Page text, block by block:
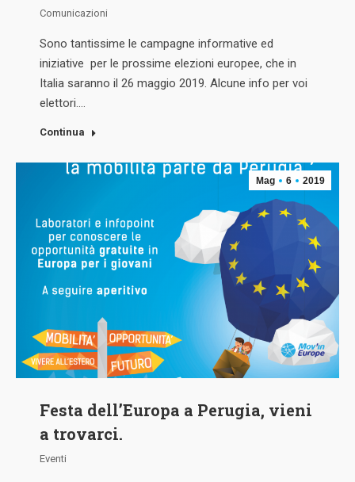
Comunicazioni
Sono tantissime le campagne informative ed
iniziative per le prossime elezioni europee, che in
Italia saranno il 26 maggio 2019. Alcune info per voi
elettori.…
Continua
Mag 6 2019
Festa dell’Europa a Perugia, vieni
a trovarci.
Eventi